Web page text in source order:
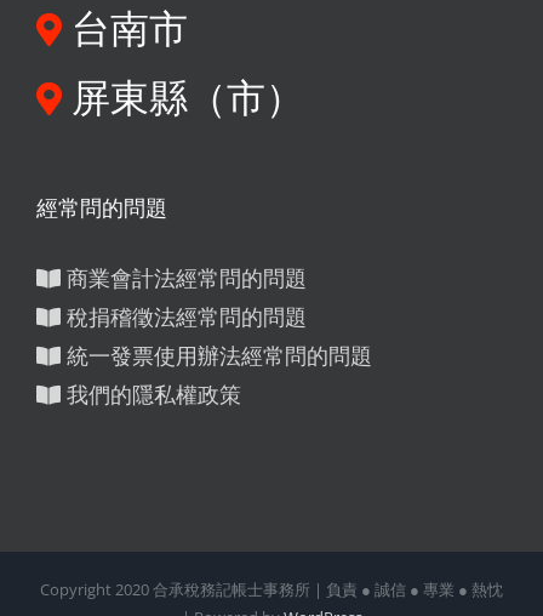
台南市
屏東縣（市）
經常問的問題
商業會計法經常問的問題
稅捐稽徵法經常問的問題
統一發票使用辦法經常問的問題
我們的隱私權政策
Copyright 2020 合承稅務記帳士事務所 | 負責 ● 誠信 ● 專業 ● 熱忱